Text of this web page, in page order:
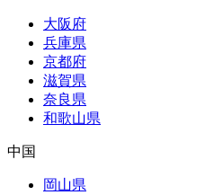
大阪府
兵庫県
京都府
滋賀県
奈良県
和歌山県
中国
岡山県